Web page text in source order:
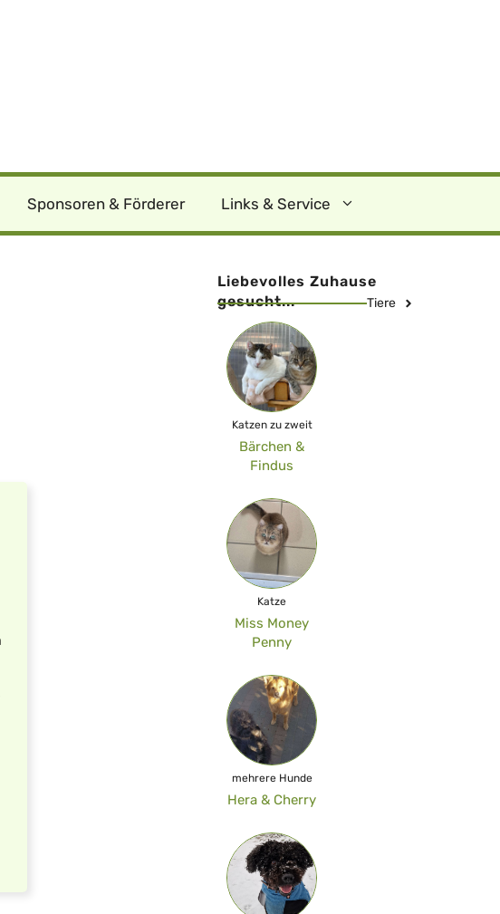
Sponsoren & Förderer Links & Service
Liebevolles Zuhause
gesucht...
Tiere
Katzen zu zweit
Bärchen &
Findus
Katze
Miss Money
Penny
mehrere Hunde
Hera & Cherry